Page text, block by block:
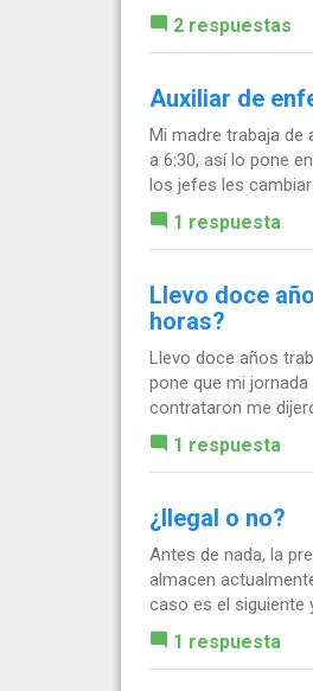
2 respuestas
Auxiliar de
Mi madre trabaja de
a 6:30, así lo pone
los jefes les
1 respuesta
Llevo doce
horas?
Llevo doce años
pone que mi
contrataron me
1 respuesta
¿Ilegal o no?
Antes de nada, la
almacen
caso es el siguiente
1 respuesta